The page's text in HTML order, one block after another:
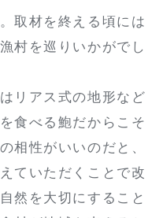
取材を終える頃には
村を巡りいかがでし
リアス式の地形など
食べる鮑だからこそ
相性がいいのだと、
ていただくことで改
然を大切にすること